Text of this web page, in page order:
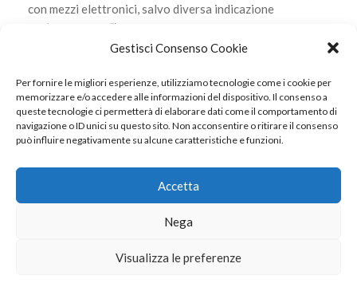
Gestisci Consenso Cookie
Per fornire le migliori esperienze, utilizziamo tecnologie come i cookie per
memorizzare e/o accedere alle informazioni del dispositivo. Il consenso a
queste tecnologie ci permetterà di elaborare dati come il comportamento di
navigazione o ID unici su questo sito. Non acconsentire o ritirare il consenso
può influire negativamente su alcune caratteristiche e funzioni.
Accetta
Nega
Visualizza le preferenze
con mezzi elettronici, salvo diversa indicazione
dell’interessato”)
Scarica l’informativa
© 2022 Internavigare Srl - All Rights Reserved
Via IV Novembre, 2 - 22070 Bulgarograsso (CO) - P.IVA
14190170960
Privacy Policy Cookie Policy